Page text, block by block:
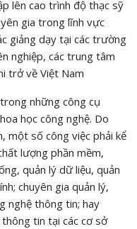
lên cao trình độ thạc sỹ
gia trong lĩnh vực
giảng dạy tại các trường
nghiệp, các trung tâm
trở về Việt Nam
những công cụ
học công nghệ. Do
một số công việc phải kể
lượng phần mềm,
quản lý dữ liệu, quản
chuyên gia quản lý,
nghệ thông tin; hay
tin tại các cơ sở